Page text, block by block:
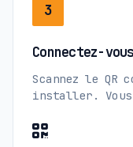
3
Connectez-vous
Scannez le QR
installer.